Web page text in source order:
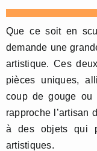
Que ce soit en
demande une
artistique. Ces
pièces uniques,
coup de gouge ou
rapproche l’artisan
à des objets qui
artistiques.